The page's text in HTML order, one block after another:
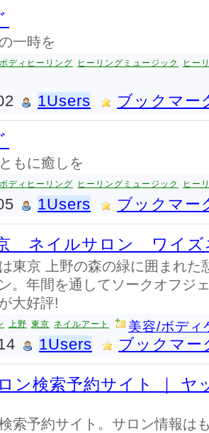
一時を
ボディヒーリング ヒーリングミュージック ヒー
1Users ブックマー
もに癒しを
ボディヒーリング ヒーリングミュージック ヒー
1Users ブックマー
ネイルサロン ワイズ
東京 上野の森の緑に囲まれた
。年間を通してソークオフジ
大好評!
上野 東京 ネイルアート 美容/ボディ
1Users ブックマー
ン検索予約サイト ｜ ヤ
索予約サイト。サロン情報は